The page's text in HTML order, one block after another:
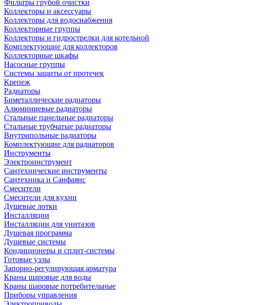
Фильтры грубой очистки
Коллекторы и аксессуары
Коллекторы для водоснабжения
Коллекторные группы
Коллекторы и гидрострелки для котельной
Комплектующие для коллекторов
Коллекторные шкафы
Насосные группы
Системы защиты от протечек
Крепеж
Радиаторы
Биметаллические радиаторы
Алюминиевые радиаторы
Стальные панельные радиаторы
Стальные трубчатые радиаторы
Внутрипольные радиаторы
Комплектующие для радиаторов
Инструменты
Электроинструмент
Сантехнические инструменты
Сантехника и Санфаянс
Смесители
Смесители для кухни
Душевые лотки
Инсталляции
Инсталляции для унитазов
Душевая программа
Душевые системы
Кондиционеры и сплит-системы
Готовые узлы
Запорно-регулирующая арматура
Краны шаровые для воды
Краны шаровые потребительные
Приборы управления